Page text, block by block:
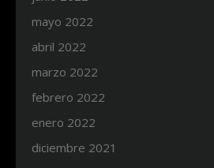
mayo 2022
abril 2022
marzo 2022
febrero 2022
enero 2022
diciembre 2021